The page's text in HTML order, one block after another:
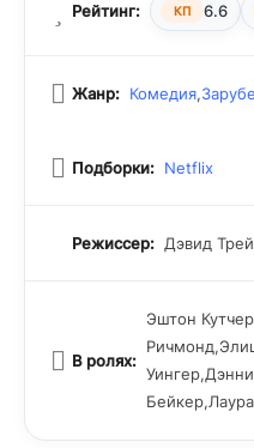
Рейтинг: КП 6.6
Жанр: Комедия,
Подборки: Netflix
Режиссер: Дэвид
В ролях:
Эштон